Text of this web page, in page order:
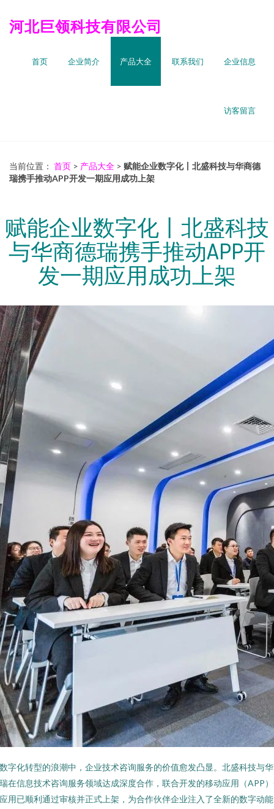
河北巨领科技有限公司
首页 企业简介 产品大全 联系我们 企业信息
访客留言
当前位置： 首页 > 产品大全 > 赋能企业数字化丨北盛科技与华商德
瑞携手推动APP开发一期应用成功上架
赋能企业数字化丨北盛科技
与华商德瑞携手推动APP开
发一期应用成功上架
字化转型的浪潮中，企业技术咨询服务的价值愈发凸显。北盛科技与
在信息技术咨询服务领域达成深度合作，联合开发的移动应用（APP
用已顺利通过审核并正式上架，为合作伙伴企业注入了全新的数字动